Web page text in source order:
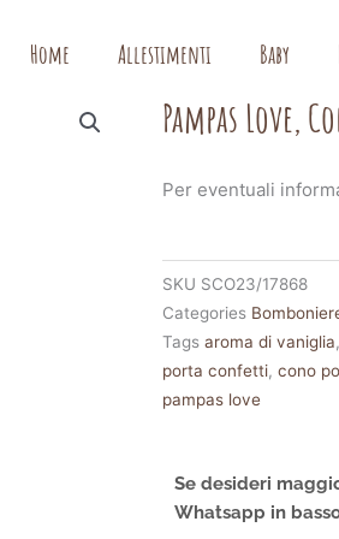
Home Allestimenti Baby
Pampas Love,
Per eventuali
SKU SCO23/17868
Categories
Tags aroma di vaniglia
porta confetti,cono
pampas love
Se desideri
Whatsapp in